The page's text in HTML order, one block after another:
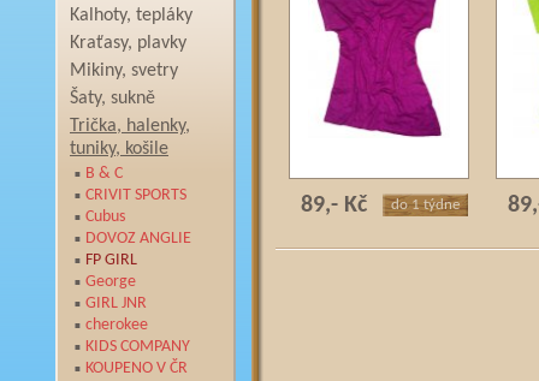
89,- Kč do 1 týdne
Kalhoty, tepláky
Kraťasy, plavky
Mikiny, svetry
Šaty, sukně
Trička, halenky,
tuniky, košile
B & C
CRIVIT SPORTS
Cubus
DOVOZ ANGLIE
FP GIRL
George
GIRL JNR
cherokee
KIDS COMPANY
KOUPENO V ČR